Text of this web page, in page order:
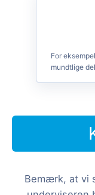
For
mundtlige del
Bemærk, at vi